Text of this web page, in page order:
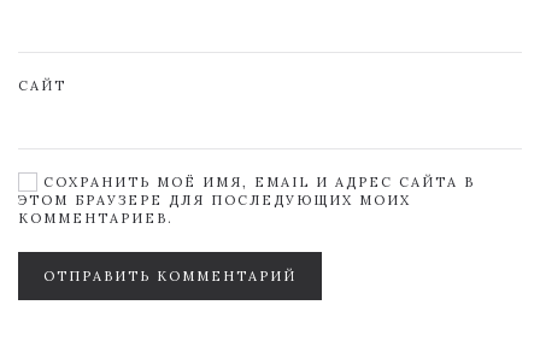
САЙТ
СОХРАНИТЬ МОЁ ИМЯ, EMAIL И АДРЕС САЙТА В
ЭТОМ БРАУЗЕРЕ ДЛЯ ПОСЛЕДУЮЩИХ МОИХ
КОММЕНТАРИЕВ.
ОТПРАВИТЬ КОММЕНТАРИЙ